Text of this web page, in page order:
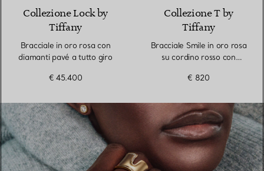
Collezione Lock by
Tiffany
Bracciale in oro rosa con
diamanti pavé a tutto giro
€ 45.400
Collezione T by
Tiffany
Bracciale Smile in oro rosa
su cordino rosso con
€ 820